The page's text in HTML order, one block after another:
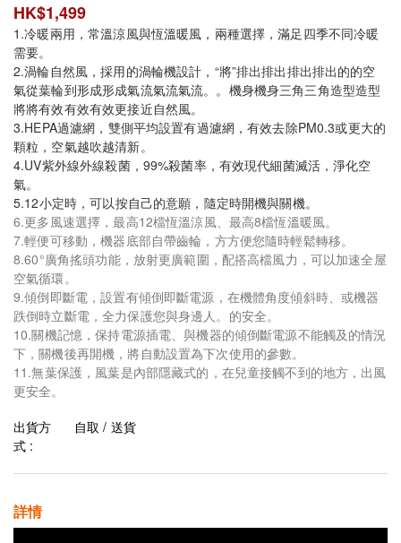
HK$1,499
1.冷暖兩用，常溫涼風與恆溫暖風，兩種選擇，滿足四季不同冷暖
需要。
2.渦輪自然風，採用的渦輪機設計，“將”排出排出排出排出的的空
氣從葉輪到形成形成氣流氣流氣流。。機身機身三角三角造型造型
將將有效有效有效更接近自然風。
3.HEPA過濾網，雙側平均設置有過濾網，有效去除PM0.3或更大的
顆粒，空氣越吹越清新。
4.UV紫外線外線殺菌，99%殺菌率，有效現代細菌滅活，淨化空
氣。
5.12小定時，可以按自己的意願，隨定時開機與關機。
6.更多風速選擇，最高12檔恆溫涼風、最高8檔恆溫暖風。
7.輕便可移動，機器底部自帶齒輪，方方便您隨時輕鬆轉移。
8.60°廣角搖頭功能，放射更廣範圍，配搭高檔風力，可以加速全屋
空氣循環。
9.傾倒即斷電，設置有傾倒即斷電源，在機體角度傾斜時、或機器
跌倒時立斷電，全力保護您與身邊人。的安全。
10.關機記憶，保持電源插電、與機器的傾倒斷電源不能觸及的情況
下，關機後再開機，將自動設置為下次使用的參數。
11.無葉保護，風葉是內部隱藏式的，在兒童接觸不到的地方，出風
更安全。
出貨方
式 :
自取 / 送貨
詳情